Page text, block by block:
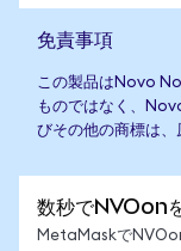
免責事項
この製品はNovo
ものではなく、
びその他の商標は、
数秒でNVOon
MetaMaskで